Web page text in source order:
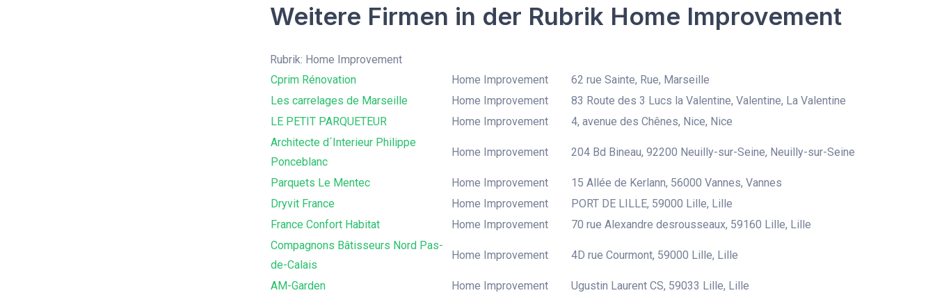
Weitere Firmen in der Rubrik Home Improvement
Rubrik: Home Improvement
Cprim Rénovation
Home Improvement
62 rue Sainte, Rue, Marseille
Les carrelages de Marseille
Home Improvement
83 Route des 3 Lucs la Valentine, Valentine, La Valentine
LE PETIT PARQUETEUR
Home Improvement
4, avenue des Chênes, Nice, Nice
Architecte d´Interieur Philippe
Ponceblanc
Home Improvement 204 Bd Bineau, 92200 Neuilly-sur-Seine, Neuilly-sur-Seine
Parquets Le Mentec Home Improvement
15 Allée de Kerlann, 56000 Vannes, Vannes
Dryvit France
Home Improvement
PORT DE LILLE, 59000 Lille, Lille
France Confort Habitat
Home Improvement
70 rue Alexandre desrousseaux, 59160 Lille, Lille
Compagnons Bâtisseurs Nord Pas-
de-Calais
Home Improvement 4D rue Courmont, 59000 Lille, Lille
AM-Garden Home Improvement
Ugustin Laurent CS, 59033 Lille, Lille